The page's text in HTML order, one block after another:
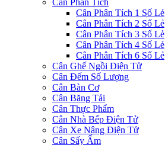
Cân Phân Tích
Cân Phân Tích 1 Số Lẻ
Cân Phân Tích 2 Số Lẻ
Cân Phân Tích 3 Số Lẻ
Cân Phân Tích 4 Số Lẻ
Cân Phân Tích 6 Số Lẻ
Cân Ghế Ngồi Điện Tử
Cân Đếm Số Lượng
Cân Bàn Cơ
Cân Băng Tải
Cân Thực Phẩm
Cân Nhà Bếp Điện Tử
Cân Xe Nâng Điện Tử
Cân Sấy Ẩm